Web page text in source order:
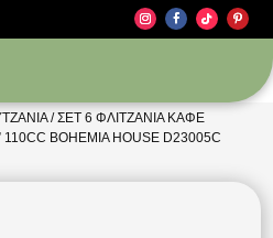
/ ΣΕΤ 6 ΦΛΙΤΖΆΝΙΑ ΚΑΦΈ
BOHEMIA HOUSE D23005C